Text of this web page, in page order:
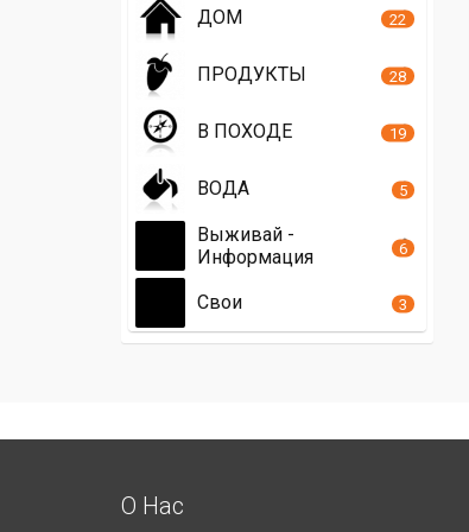
ДОМ 22
ПРОДУКТЫ 28
В ПОХОДЕ 19
ВОДА 5
Выживай -
Информация
6
Свои 3
О Нас